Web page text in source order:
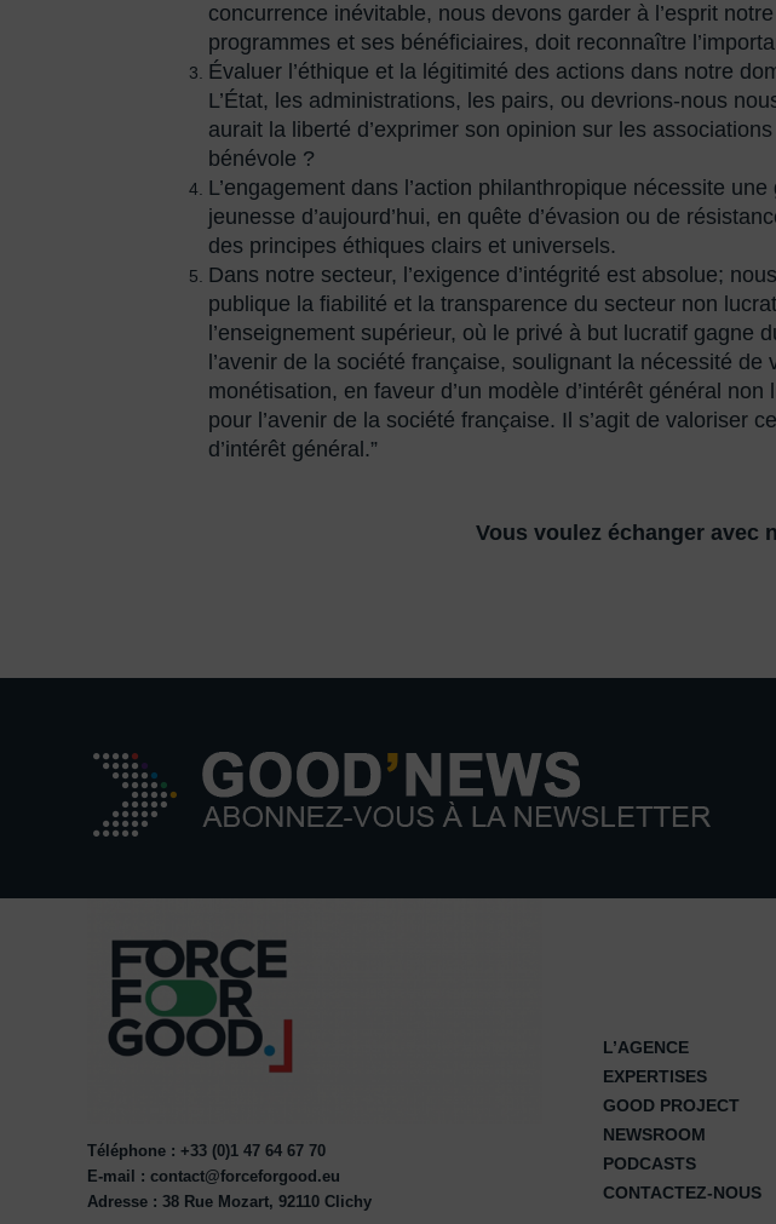
concurrence inévitable, nous devons garder à l’esprit
programmes et ses bénéficiaires, doit reconnaître
Évaluer l’éthique et la légitimité des actions dans notre
L’État, les administrations, les pairs, ou devrions-nous
aurait la liberté d’exprimer son opinion sur les
bénévole ?
L’engagement dans l’action philanthropique nécessite
jeunesse d’aujourd’hui, en quête d’évasion ou de
des principes éthiques clairs et universels.
Dans notre secteur, l’exigence d’intégrité est absolue;
publique la fiabilité et la transparence du secteur non
l’enseignement supérieur, où le privé à but lucratif
l’avenir de la société française, soulignant la nécessité
monétisation, en faveur d’un modèle d’intérêt général
pour l’avenir de la société française. Il s’agit de valoriser
d’intérêt général.”
Vous voulez échanger avec
Téléphone : +33 (0)1 47 64 67 70
E-mail : contact@forceforgood.eu
Adresse : 38 Rue Mozart, 92110 Clichy
L’AGENCE
EXPERTISES
GOOD PROJECT
NEWSROOM
PODCASTS
CONTACTEZ-NOUS